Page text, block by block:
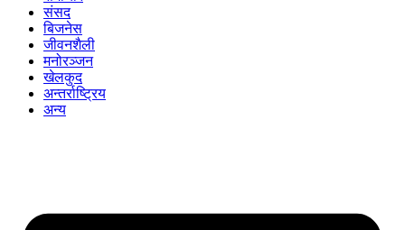
संसद
बिजनेस
जीवनशैली
मनोरञ्जन
खेलकुद
अन्तर्राष्ट्रिय
अन्य